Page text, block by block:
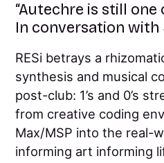
“Autechre is still
In conversation with
RESi betrays a
synthesis and musical
post-club: 1’s and 0’s
from creative coding
Max/MSP into the real-
informing art informing